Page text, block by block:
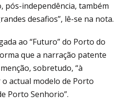
pós-independência, também
desafios”, lê-se na nota.
ao “Futuro” do Porto do
que a narração patente
sobretudo, “à
actual modelo de Porto
Porto Senhorio”.